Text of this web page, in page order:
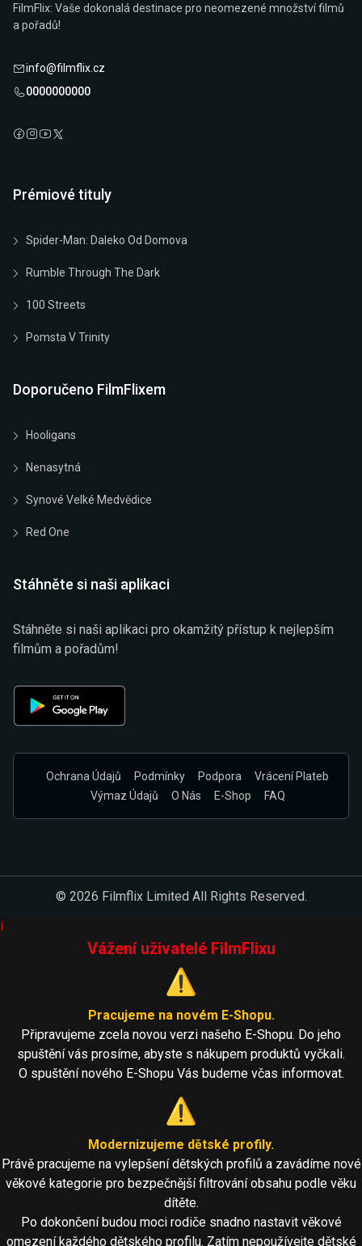
FilmFlix: Vaše dokonalá destinace pro neomezené množství filmů
a pořadů!
info@filmflix.cz
0000000000
Prémiové tituly
Spider-Man: Daleko Od Domova
Rumble Through The Dark
100 Streets
Pomsta V Trinity
Doporučeno FilmFlixem
Hooligans
Nenasytná
Synové Velké Medvědice
Red One
Stáhněte si naši aplikaci
Stáhněte si naši aplikaci pro okamžitý přístup k nejlepším
filmům a pořadům!
Ochrana Údajů Podmínky Podpora
Vrácení Plateb
Výmaz Údajů
O Nás E-Shop FAQ
© 2026 Filmflix Limited All Rights Reserved.
i
Vážení uživatelé FilmFlixu
⚠️
Pracujeme na novém E-Shopu.
Připravujeme zcela novou verzi našeho E-Shopu. Do jeho
spuštění vás prosíme, abyste s nákupem produktů vyčkali.
O spuštění nového E-Shopu Vás budeme včas informovat.
⚠️
Modernizujeme dětské profily.
Právě pracujeme na vylepšení dětských profilů a zavádíme nové
věkové kategorie pro bezpečnější filtrování obsahu podle věku
dítěte.
Po dokončení budou moci rodiče snadno nastavit věkové
omezení každého dětského profilu. Zatím nepoužívejte dětské